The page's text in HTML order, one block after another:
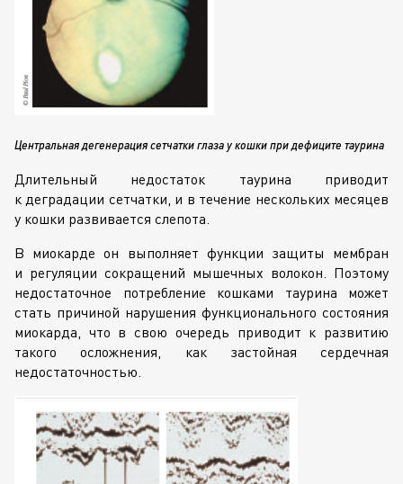
Центральная дегенерация сетчатки глаза у кошки при дефиците таурина
Длительный недостаток таурина приводит
к деградации сетчатки, и в течение нескольких месяцев
у кошки развивается слепота.
В миокарде он выполняет функции защиты мембран
и регуляции сокращений мышечных волокон. Поэтому
недостаточное потребление кошками таурина может
стать причиной нарушения функционального состояния
миокарда, что в свою очередь приводит к развитию
такого осложнения, как застойная сердечная
недостаточностью.